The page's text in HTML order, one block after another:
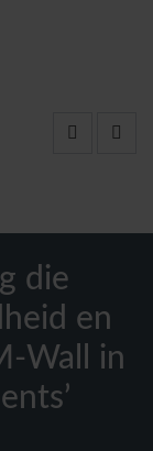
die
en
Wall in